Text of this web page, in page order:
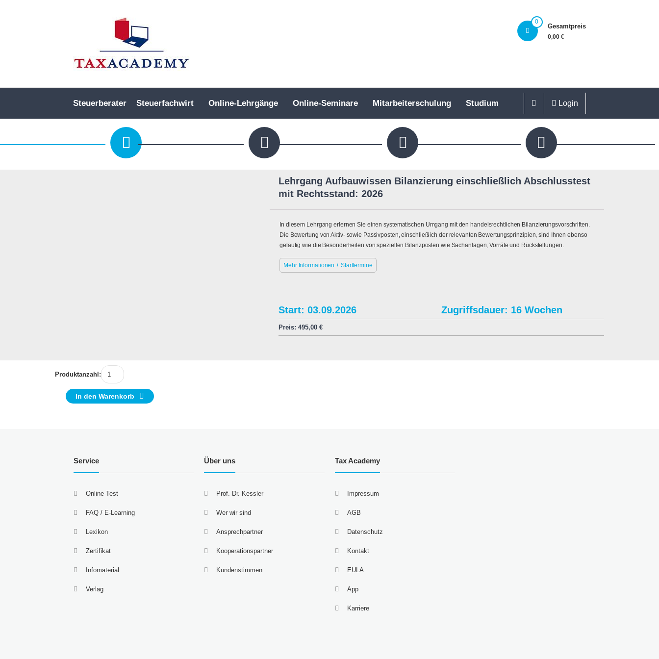
0
Gesamtpreis
0,00 €
Login
Steuerberater Steuerfachwirt Online-Lehrgänge Online-Seminare Mitarbeiterschulung Studium
Lehrgang Aufbauwissen Bilanzierung einschließlich Abschlusstest
mit Rechtsstand: 2026
In diesem Lehrgang erlernen Sie einen systematischen Umgang mit den handelsrechtlichen Bilanzierungsvorschriften.
Die Bewertung von Aktiv- sowie Passivposten, einschließlich der relevanten Bewertungsprinzipien, sind Ihnen ebenso
geläufig wie die Besonderheiten von speziellen Bilanzposten wie Sachanlagen, Vorräte und Rückstellungen.
Mehr Informationen + Starttermine
Start: 03.09.2026 Zugriffsdauer: 16 Wochen
Preis: 495,00 €
Produktanzahl:
In den Warenkorb
Service
Online-Test
FAQ / E-Learning
Lexikon
Zertifikat
Infomaterial
Verlag
Über uns
Prof. Dr. Kessler
Wer wir sind
Ansprechpartner
Kooperationspartner
Kundenstimmen
Tax Academy
Impressum
AGB
Datenschutz
Kontakt
EULA
App
Karriere